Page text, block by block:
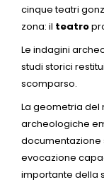
cinque teatri
zona: il teatro
Le indagini
studi storici
scomparso.
La geometria del
archeologiche
documentazione
evocazione
importante della